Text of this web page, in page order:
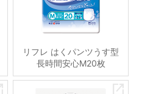
リフレ はくパンツうす型
長時間安心M20枚